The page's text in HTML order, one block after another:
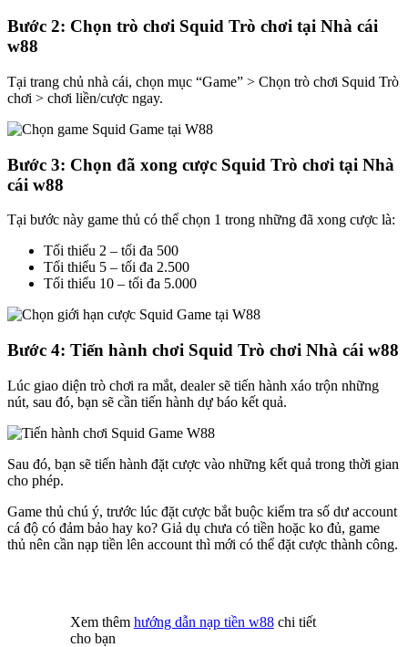
Bước 2: Chọn trò chơi Squid Trò chơi tại Nhà cái
w88
Tại trang chủ nhà cái, chọn mục “Game” > Chọn trò chơi Squid Trò
chơi > chơi liền/cược ngay.
Bước 3: Chọn đã xong cược Squid Trò chơi tại Nhà
cái w88
Tại bước này game thủ có thể chọn 1 trong những đã xong cược là:
Tối thiểu 2 – tối đa 500
Tối thiểu 5 – tối đa 2.500
Tối thiểu 10 – tối đa 5.000
Bước 4: Tiến hành chơi Squid Trò chơi Nhà cái w88
Lúc giao diện trò chơi ra mắt, dealer sẽ tiến hành xáo trộn những
nút, sau đó, bạn sẽ cần tiến hành dự báo kết quả.
Sau đó, bạn sẽ tiến hành đặt cược vào những kết quả trong thời gian
cho phép.
Game thủ chú ý, trước lúc đặt cược bắt buộc kiểm tra số dư account
cá độ có đảm bảo hay ko? Giả dụ chưa có tiền hoặc ko đủ, game
thủ nên cần nạp tiền lên account thì mới có thể đặt cược thành công.
Xem thêm hướng dẫn nạp tiền w88chi tiết
cho bạn